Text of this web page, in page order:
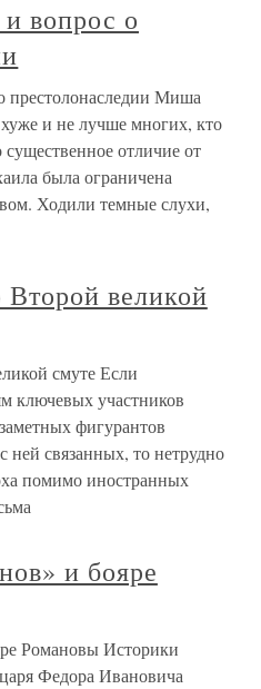
вопрос о
престолонаследии Миша
и не лучше многих, кто
отличие от
была ограничена
Ходили темные слухи,
Второй великой
смуте Если
ключевых участников
фигурантов
ней связанных, то нетрудно
помимо иностранных
и бояре
Романовы Историки
Федора Ивановича